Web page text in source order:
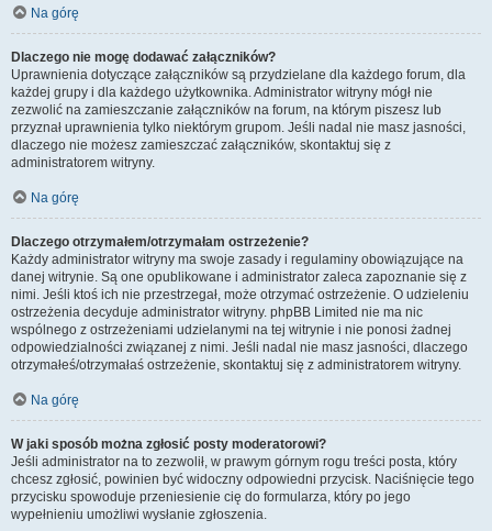
Na górę
Dlaczego nie mogę dodawać załączników?
Uprawnienia dotyczące załączników są przydzielane dla każdego forum, dla
każdej grupy i dla każdego użytkownika. Administrator witryny mógł nie
zezwolić na zamieszczanie załączników na forum, na którym piszesz lub
przyznał uprawnienia tylko niektórym grupom. Jeśli nadal nie masz jasności,
dlaczego nie możesz zamieszczać załączników, skontaktuj się z
administratorem witryny.
Na górę
Dlaczego otrzymałem/otrzymałam ostrzeżenie?
Każdy administrator witryny ma swoje zasady i regulaminy obowiązujące na
danej witrynie. Są one opublikowane i administrator zaleca zapoznanie się z
nimi. Jeśli ktoś ich nie przestrzegał, może otrzymać ostrzeżenie. O udzieleniu
ostrzeżenia decyduje administrator witryny. phpBB Limited nie ma nic
wspólnego z ostrzeżeniami udzielanymi na tej witrynie i nie ponosi żadnej
odpowiedzialności związanej z nimi. Jeśli nadal nie masz jasności, dlaczego
otrzymałeś/otrzymałaś ostrzeżenie, skontaktuj się z administratorem witryny.
Na górę
W jaki sposób można zgłosić posty moderatorowi?
Jeśli administrator na to zezwolił, w prawym górnym rogu treści posta, który
chcesz zgłosić, powinien być widoczny odpowiedni przycisk. Naciśnięcie tego
przycisku spowoduje przeniesienie cię do formularza, który po jego
wypełnieniu umożliwi wysłanie zgłoszenia.